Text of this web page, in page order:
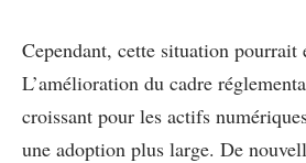
Cependant, cette situation pourrait
L’amélioration du cadre
croissant pour les actifs
une adoption plus large. De